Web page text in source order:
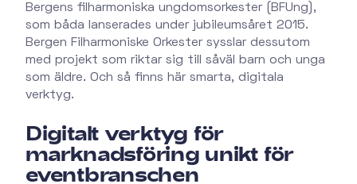
Bergens filharmoniska ungdomsorkester (BFUng),
som båda lanserades under jubileumsåret 2015.
Bergen Filharmoniske Orkester sysslar dessutom
med projekt som riktar sig till såväl barn och unga
som äldre. Och så finns här smarta, digitala
verktyg.
Digitalt verktyg för
marknadsföring unikt för
eventbranschen